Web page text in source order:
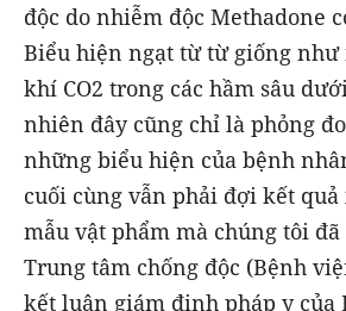
độc do nhiễm độc Methadone
Biểu hiện ngạt từ từ giống
khí CO2 trong các hầm sâu
nhiên đây cũng chỉ là phỏng
những biểu hiện của bệnh
cuối cùng vẫn phải đợi kết quả
mẫu vật phẩm mà chúng tôi
Trung tâm chống độc (Bệnh
kết luận giám định pháp y của